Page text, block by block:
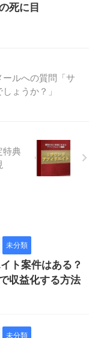
死に目
ルへの質問「サ
ょうか？」
特典
未分類
ト案件はある？
収益化する方法
未分類